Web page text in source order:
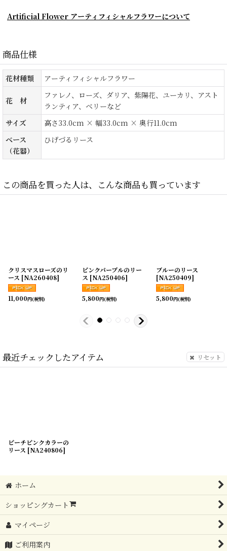
Artificial Flower アーティフィシャルフラワーについて
商品仕様
花材種類 アーティフィシャルフラワー
花 材
ファレノ、ローズ、ダリア、紫陽花、ユーカリ、アスト
ランティア、ベリーなど
サイズ
高さ33.0cm × 幅33.0cm × 奥行11.0cm
ベース
（花器）
ひげづるリース
この商品を買った人は、こんな商品も買っています
クリスマスローズのリ
ース [NA260408]
11,000円(税別)
ピンクパープルのリー
ス [NA250406]
5,800円(税別)
ブルーのリース
[NA250409]
5,800円(税別)
最近チェックしたアイテム リセット
ピーチピンクカラーの
リース [NA240806]
ホーム
ショッピングカート
マイページ
ご利用案内